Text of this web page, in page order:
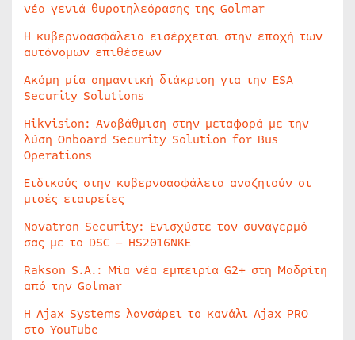
νέα γενιά θυροτηλεόρασης της Golmar
Η κυβερνοασφάλεια εισέρχεται στην εποχή των
αυτόνομων επιθέσεων
Ακόμη μία σημαντική διάκριση για την ESA
Security Solutions
Hikvision: Αναβάθμιση στην μεταφορά με την
λύση Onboard Security Solution for Bus
Operations
Ειδικούς στην κυβερνοασφάλεια αναζητούν οι
μισές εταιρείες
Novatron Security: Ενισχύστε τον συναγερμό
σας με το DSC – HS2016NKE
Rakson S.A.: Μία νέα εμπειρία G2+ στη Μαδρίτη
από την Golmar
Η Ajax Systems λανσάρει το κανάλι Ajax PRO
στο YouTube